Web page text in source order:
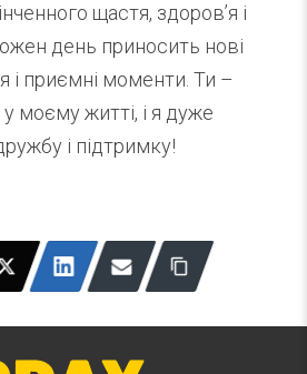
щастя, здоров’я і
день приносить нові
і приємні моменти. Ти –
моєму житті, і я дуже
і підтримку!